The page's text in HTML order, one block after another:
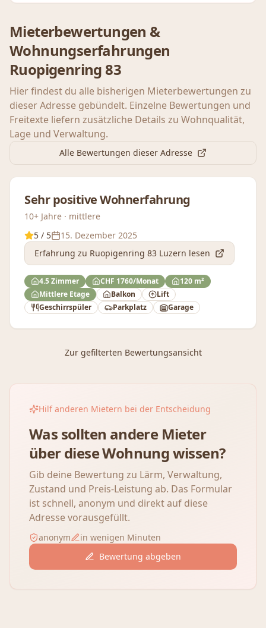
Mieterbewertungen &
Wohnungserfahrungen
Ruopigenring 83
Hier findest du alle bisherigen Mieterbewertungen zu
dieser Adresse gebündelt. Einzelne Bewertungen und
Freitexte liefern zusätzliche Details zu Wohnqualität,
Lage und Verwaltung.
Alle Bewertungen dieser Adresse
Sehr positive Wohnerfahrung
10+ Jahre · mittlere
5 / 5
15. Dezember 2025
Erfahrung zu Ruopigenring 83 Luzern lesen
4.5 Zimmer CHF 1760/Monat
120 m²
Mittlere Etage
Balkon
Lift
Geschirrspüler
Parkplatz Garage
Zur gefilterten Bewertungsansicht
Hilf anderen Mietern bei der Entscheidung
Was sollten andere Mieter
über diese Wohnung wissen?
Gib deine Bewertung zu Lärm, Verwaltung,
Zustand und Preis-Leistung ab. Das Formular
ist schnell, anonym und direkt auf diese
Adresse vorausgefüllt.
anonym
in wenigen Minuten
Bewertung abgeben